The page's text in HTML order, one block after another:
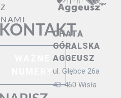
Z
NAMI
KONTAKT
NUMERY
CHATA
GÓRALSKA
AGGEUSZ
ul. Głębce 26a
43-460 Wisła